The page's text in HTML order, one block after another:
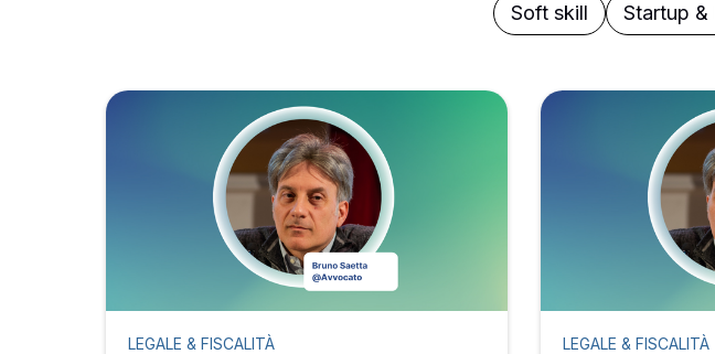
Soft skill
Startup &
LEGALE & FISCALITÀ LEGALE & FISCALITÀ